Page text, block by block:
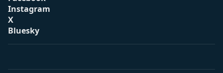
Instagram
X
Bluesky